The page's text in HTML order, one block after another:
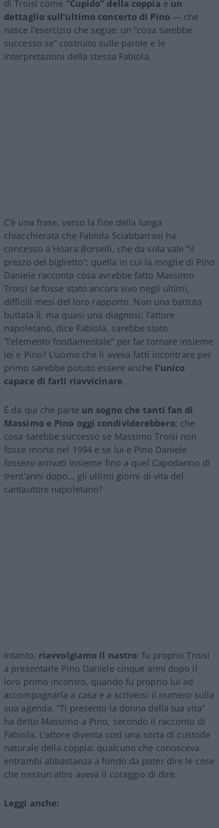
di Troisi come “Cupido” della coppia e un
dettaglio sull’ultimo concerto di Pino — che
nasce l’esercizio che segue: un “cosa sarebbe
successo se” costruito sulle parole e le
interpretazioni della stessa Fabiola.
C’è una frase, verso la fine della lunga
chiacchierata che Fabiola Sciabbarrasi ha
concesso a Hoara Borselli, che da sola vale “il
prezzo del biglietto”: quella in cui la moglie di Pino
Daniele racconta cosa avrebbe fatto Massimo
Troisi se fosse stato ancora vivo negli ultimi,
difficili mesi del loro rapporto. Non una battuta
buttata lì, ma quasi una diagnosi: l’attore
napoletano, dice Fabiola, sarebbe stato
“l’elemento fondamentale” per far tornare insieme
lei e Pino? L’uomo che li aveva fatti incontrare per
primo sarebbe potuto essere anche l’unico
capace di farli riavvicinare.
È da qui che parte un sogno che tanti fan di
Massimo e Pino oggi condividerebbero: che
cosa sarebbe successo se Massimo Troisi non
fosse morto nel 1994 e se lui e Pino Daniele
fossero arrivati insieme fino a quel Capodanno di
trent’anni dopo… gli ultimi giorni di vita del
cantautore napoletano?
Intanto, riavvolgiamo il nastro: fu proprio Troisi
a presentarle Pino Daniele cinque anni dopo il
loro primo incontro, quando fu proprio lui ad
accompagnarla a casa e a scriversi il numero sulla
sua agenda. “Ti presento la donna della tua vita”
ha detto Massimo a Pino, secondo il racconto di
Fabiola. L’attore diventa così una sorta di custode
naturale della coppia: qualcuno che conosceva
entrambi abbastanza a fondo da poter dire le cose
che nessun altro aveva il coraggio di dire.
Leggi anche: